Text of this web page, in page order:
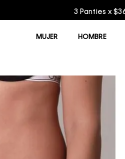
3 Panties x
MUJER HOMBRE